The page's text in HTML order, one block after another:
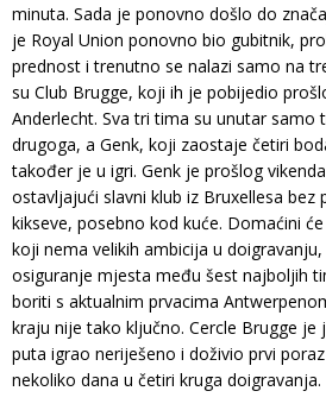
minuta. Sada je ponovno došlo do
je Royal Union ponovno bio gubitnik,
prednost i trenutno se nalazi samo na
su Club Brugge, koji ih je pobijedio
Anderlecht. Sva tri tima su unutar samo
drugoga, a Genk, koji zaostaje četiri
također je u igri. Genk je prošlog
ostavljajući slavni klub iz Bruxellesa bez
kikseve, posebno kod kuće. Domaćini
koji nema velikih ambicija u
osiguranje mjesta među šest najboljih
boriti s aktualnim prvacima
kraju nije tako ključno. Cercle Brugge je
puta igrao neriješeno i doživio prvi
nekoliko dana u četiri kruga doigravanja.